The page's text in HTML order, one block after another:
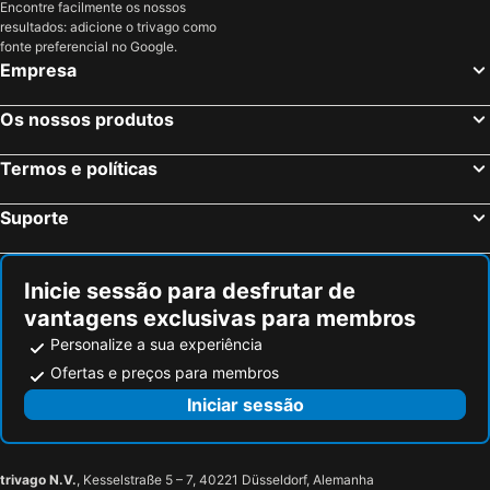
Everness Hotel & Resort
Hôtel Côté Sud Léman
Hotel Royal
Calvy
Méribel, Ródano-Alpes Hotéis
Paris, França Hotéis
Coupvray, França Hotéis
Bordéus, Aquitânia Hotéis
Montévrain, França Hotéis
Magny le Hongre, França Hotéis
Encontre facilmente os nossos
resultados: adicione o trivago como
fonte preferencial no Google.
Empresa
Os nossos produtos
Termos e políticas
Suporte
Inicie sessão para desfrutar de
vantagens exclusivas para membros
Personalize a sua experiência
Ofertas e preços para membros
Iniciar sessão
trivago N.V., Kesselstraße 5 – 7, 40221 Düsseldorf, Alemanha